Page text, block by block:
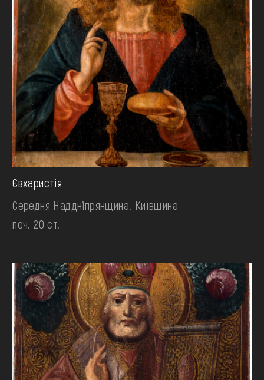
Євхаристія
Середня Наддніпрянщина. Київщина
поч. 20 ст.